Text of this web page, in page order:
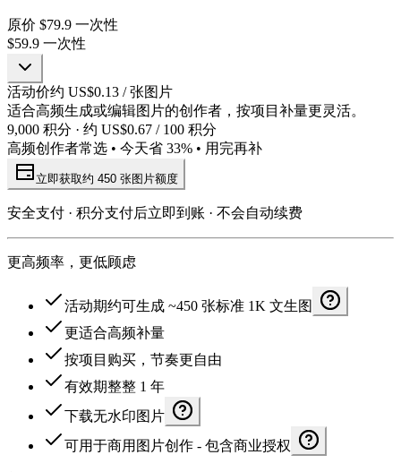
原价 $79.9 一次性
$59.9 一次性
活动价约 US$0.13 / 张图片
适合高频生成或编辑图片的创作者，按项目补量更灵活。
9,000 积分 · 约 US$0.67 / 100 积分
高频创作者常选 • 今天省 33% • 用完再补
立即获取约 450 张图片额度
安全支付 · 积分支付后立即到账 · 不会自动续费
更高频率，更低顾虑
活动期约可生成 ~450 张标准 1K 文生图
更适合高频补量
按项目购买，节奏更自由
有效期整整 1 年
下载无水印图片
可用于商用图片创作 - 包含商业授权